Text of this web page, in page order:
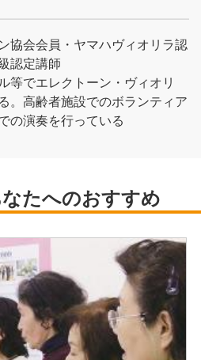
協会会員・ヤマハヴィオリラ認
認定講師
等でエレクトーン・ヴィオリ
。高齢者施設でのボランティア
の演奏を行っている